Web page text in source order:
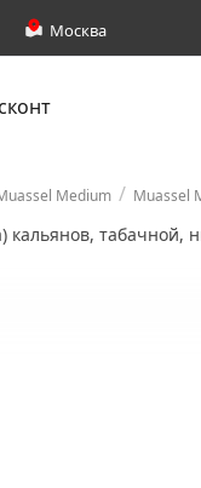
Medium / Muassel
кальянов,